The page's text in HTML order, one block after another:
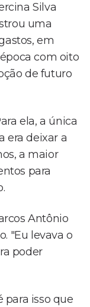
Silva
uma
em
com oito
de futuro
ela, a única
era deixar a
a maior
para
Antônio
"Eu levava o
poder
para isso que